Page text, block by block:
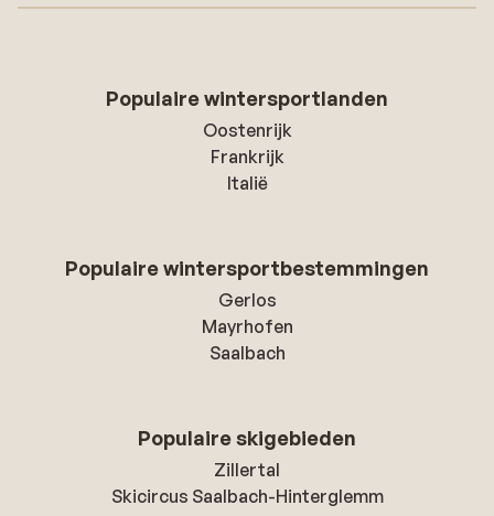
Populaire wintersportlanden
Oostenrijk
Frankrijk
Italië
Populaire wintersportbestemmingen
Gerlos
Mayrhofen
Saalbach
Populaire skigebieden
Zillertal
Skicircus Saalbach-Hinterglemm